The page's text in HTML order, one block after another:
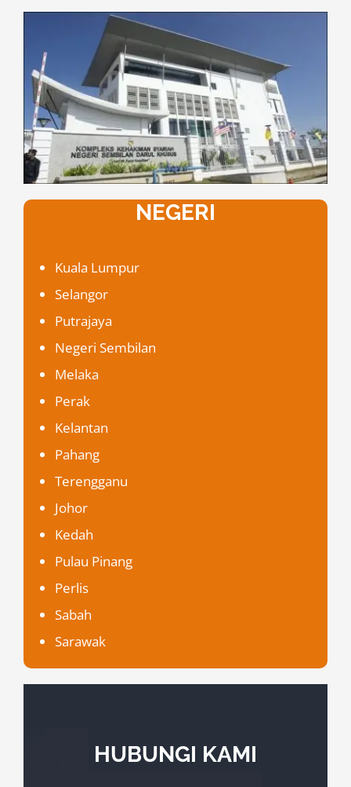
NEGERI
Kuala Lumpur
Selangor
Putrajaya
Negeri Sembilan
Melaka
Perak
Kelantan
Pahang
Terengganu
Johor
Kedah
Pulau Pinang
Perlis
Sabah
Sarawak
HUBUNGI KAMI